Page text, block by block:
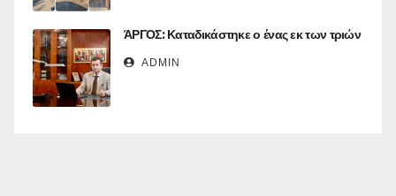
ΆΡΓΟΣ: Καταδικάστηκε ο ένας εκ των τριών
ADMIN